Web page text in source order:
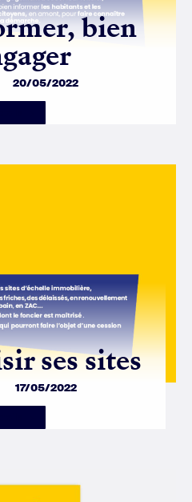
bien
20/05/2022
ses sites
17/05/2022